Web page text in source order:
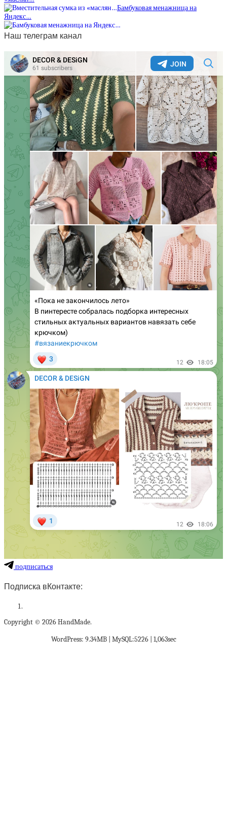
Бамбуковая менажница на
Яндекс…
Наш телеграм канал
подписаться
Подписка вКонтакте:
Copyright © 2026 HandMade.
WordPress: 9.34MB | MySQL:5226 | 1,063sec